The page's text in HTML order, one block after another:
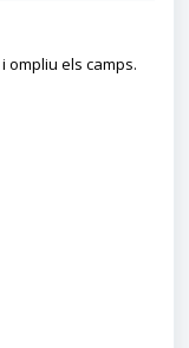
i ompliu els camps.